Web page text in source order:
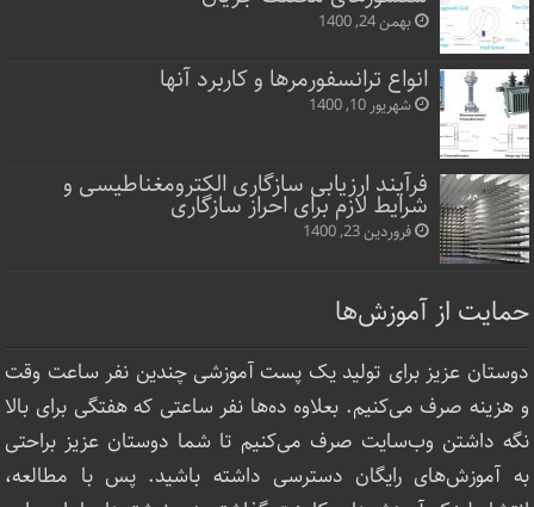
بهمن 24, 1400
انواع ترانسفورمرها و کاربرد آنها
شهریور 10, 1400
فرآیند ارزیابی سازگاری الکترومغناطیسی و
شرایط لازم برای احراز سازگاری
فروردین 23, 1400
حمایت از آموزش‌ها
دوستان عزیز برای تولید یک پست آموزشی چندین نفر ساعت‌ وقت
و هزینه صرف می‌کنیم. بعلاوه ده‌ها نفر ساعتی که هفتگی برای بالا
نگه داشتن وب‌سایت صرف ‌می‌کنیم تا شما دوستان عزیز براحتی
به آموزش‌های رایگان دسترسی داشته باشید. پس با مطالعه،